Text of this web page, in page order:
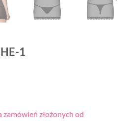
1
złożonych od